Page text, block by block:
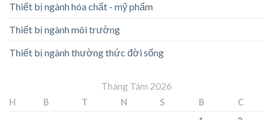
Thiết bị ngành hóa chất - mỹ phẩm
Thiết bị ngành môi trường
Thiết bị ngành thường thức đời sống
Tháng Tám 2026
H B T N S B
C